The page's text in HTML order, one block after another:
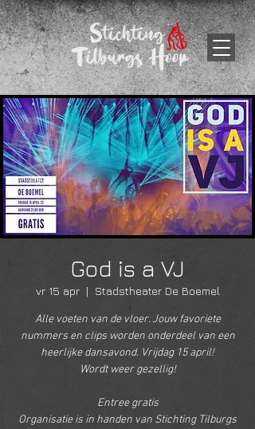
God is a VJ
vr 15 apr
  |
Stadstheater De Boemel
Alle voeten van de vloer. Jouw favoriete
nummers en clips worden onderdeel van een
heerlijke dansavond. Vrijdag 15 april!
Wordt weer gezellig!
Entree gratis
Organisatie is in handen van Stichting Tilburgs